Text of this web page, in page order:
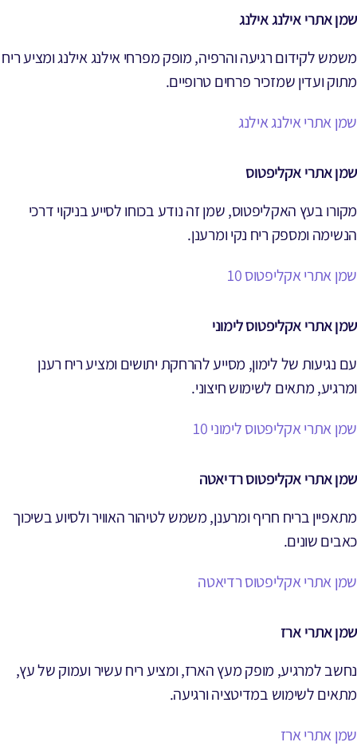
שמן אתרי אילנג אילנג
משמש לקידום רגיעה והרפיה, מופק מפרחי אילנג אילנג ומציע ריח
מתוק ועדין שמזכיר פרחים טרופיים.
שמן אתרי אילנג אילנג
שמן אתרי אקליפטוס
מקורו בעץ האקליפטוס, שמן זה נודע בכוחו לסייע בניקוי דרכי
הנשימה ומספק ריח נקי ומרענן.
שמן אתרי אקליפטוס 10
שמן אתרי אקליפטוס לימוני
עם נגיעות של לימון, מסייע להרחקת יתושים ומציע ריח רענן
ומרגיע, מתאים לשימוש חיצוני.
שמן אתרי אקליפטוס לימוני 10
שמן אתרי אקליפטוס רדיאטה
מתאפיין בריח חריף ומרענן, משמש לטיהור האוויר ולסיוע בשיכוך
כאבים שונים.
שמן אתרי אקליפטוס רדיאטה
שמן אתרי ארז
נחשב למרגיע, מופק מעץ הארז, ומציע ריח עשיר ועמוק של עץ,
מתאים לשימוש במדיטציה ורגיעה.
שמן אתרי ארז